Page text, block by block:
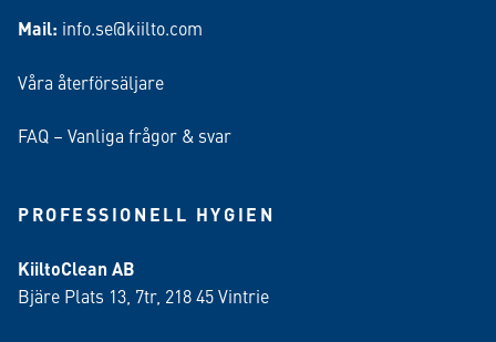
Mail: info.se@kiilto.com
Våra återförsäljare
FAQ – Vanliga frågor & svar
PROFESSIONELL HYGIEN
KiiltoClean AB
Bjäre Plats 13, 7tr, 218 45 Vintrie